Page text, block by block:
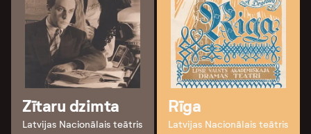
Zītaru dzimta
Latvijas Nacionālais teātris
Rīga
Latvijas Nacionālais teātris